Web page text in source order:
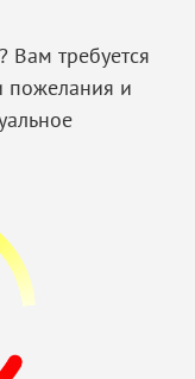
Вам требуется
пожелания и